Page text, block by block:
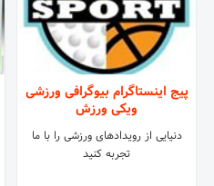
پیج اینستاگرام بیوگرافی ورزشی
ویکی ورزش
دنیایی از رویدادهای ورزشی را با ما
تجربه کنید